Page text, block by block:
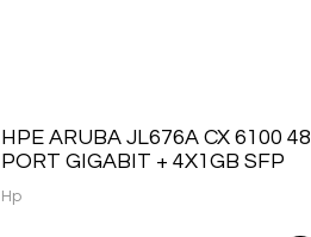
HPE ARUBA JL676A CX 6100 48
PORT GIGABIT + 4X1GB SFP
YÖNETİLEBİLİR RACKMOUNT
SWITCH
Hp